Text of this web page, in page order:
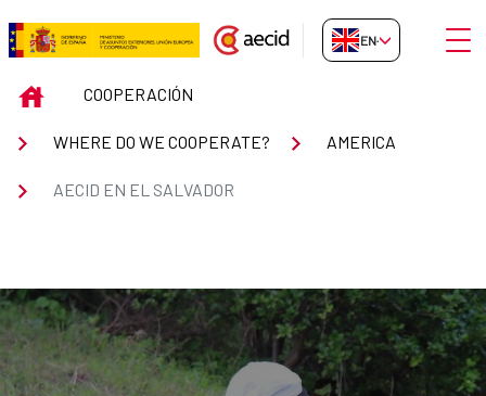
Skip to Main Content
AECID en El Salvador
EN-GB
INICIOCOOPERACIÓN
WHERE DO WE COOPERATE? AMERICA
AECID EN EL SALVADOR